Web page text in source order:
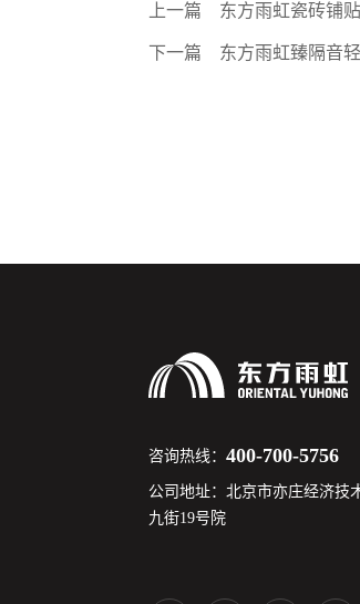
上一篇 东方雨虹瓷砖铺
下一篇 东方雨虹臻隔音
咨询热线：400-700-5756
公司地址：北京市亦庄经济技
九街19号院